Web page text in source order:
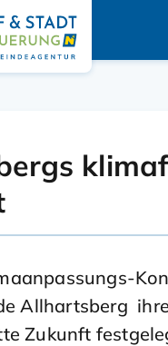
Allhartsberg
Zukunft